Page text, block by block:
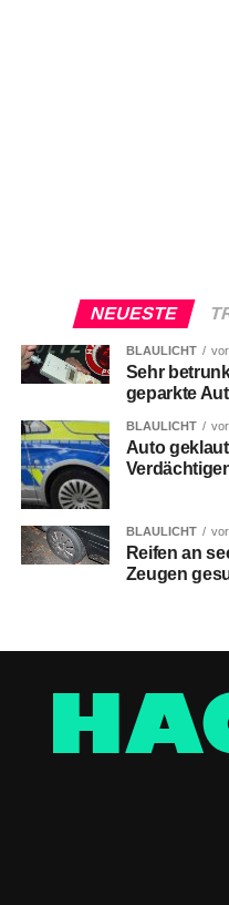
NEUESTE
BLAULICHT
Sehr
geparkte
BLAULICHT
Auto
BLAULICHT
Reifen an
Zeugen